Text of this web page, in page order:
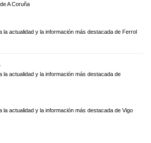
A Coruña
la actualidad y la información más destacada de Ferrol
la actualidad y la información más destacada de
la actualidad y la información más destacada de Vigo